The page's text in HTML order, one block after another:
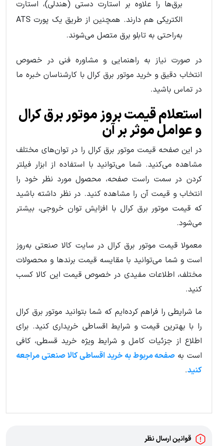
برق‌ها را علاوه بر استارت دستی (هندلی)، استارت
الکتریکی هم دارند. همچنین از طریق یک پورت ATS
به‌راحتی به تابلو برق متصل می‌شوند.
در صورت نیاز به راهنمایی و مشاوره فنی در خصوص
انتخاب دقیق و خرید موتور برق کرال با کارشناسان خبره ما
در تماس باشید.
استعلام قیمت بروز موتور برق کرال
و عوامل موثر بر آن
در این صفحه قیمت موتور برق کرال را در توان‌های مختلف
مشاهده می‌کنید. شما می‌توانید با استفاده از ابزار فیلتر
کردن در سمت راست صفحه، محصول مورد نظر خود را
انتخاب و قیمت آن را مشاهده کنید. در نظر داشته باشید
که قیمت موتور برق کرال با افزایش توان خروجی، بیشتر
می‌شود.
معمولا قیمت موتور برق کرال در سایت کالا صنعتی به‌روز
است و شما می‌توانید با مقایسه قیمت برندها و محصولات
مختلف، اطلاعات مفیدی در خصوص قیمت این کالا کسب
کنید.
ما شرایطی را فراهم کرده‌ایم که شما بتوانید موتور برق کرال
را با بهترین قیمت و شرایط اقساطی خریداری کنید. برای
اطلاع از جزئیات کامل و شرایط ویژه خرید قسطی، کافی
است به صفحه مربوط به خرید اقساطی کالا صنعتی مراجعه
کنید.
قوانین ارسال نظر